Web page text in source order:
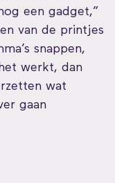
een gadget,”
van de printjes
snappen,
werkt, dan
wat
gaan